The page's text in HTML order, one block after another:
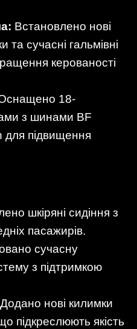
Встановлено нові
та сучасні гальмівні
керованості
18-
з шинами BF
для підвищення
шкіряні сидіння з
пасажирів.
сучасну
з підтримкою
Додано нові килимки
підкреслюють якість